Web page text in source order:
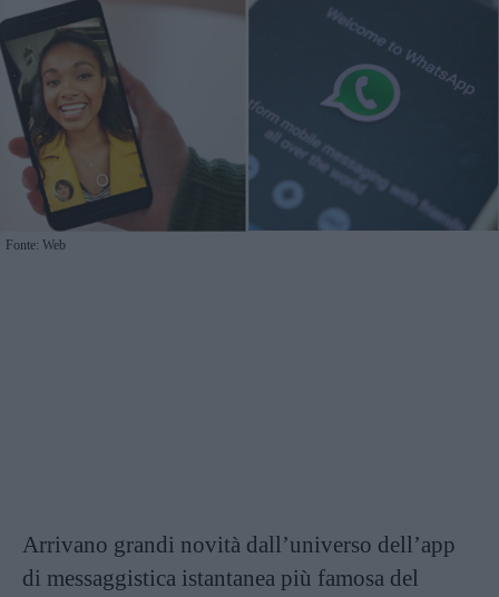
Fonte: Web
Arrivano grandi novità dall’universo dell’app
di messaggistica istantanea più famosa del